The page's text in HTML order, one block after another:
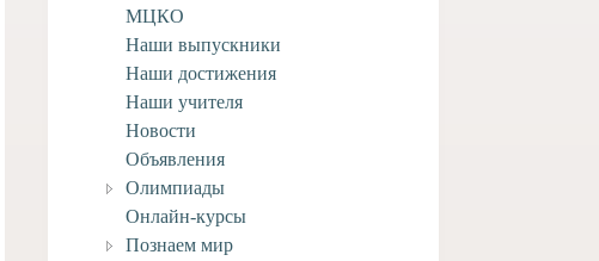
Домашнее задание по ИЗО
для 2 класса к 27 марта.
23 марта, 2020
МЦКО
Наши выпускники
Наши достижения
Наши учителя
Новости
Объявления
Олимпиады
Онлайн-курсы
Познаем мир